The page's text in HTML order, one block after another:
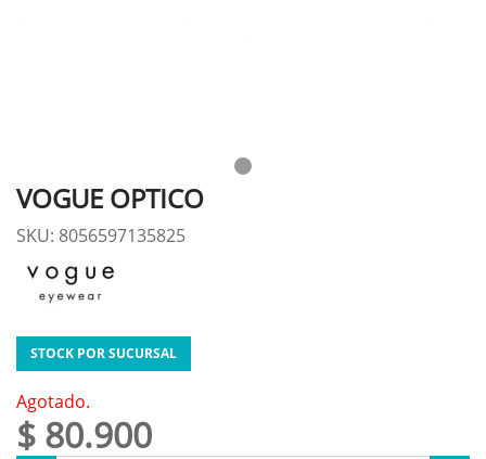
VOGUE OPTICO
SKU: 8056597135825
STOCK POR SUCURSAL
Agotado.
$ 80.900